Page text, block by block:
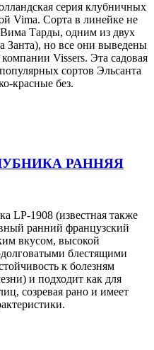
серия клубничных
Vima. Сорта в линейке не
Тарды, одним из двух
Занта), но все они выведены
Vissers. Эта садовая
сортов Эльсанта
красные без.
РАННЯЯ
1908 (известная также
ранний французский
вкусом, высокой
блестящими
к болезням
и подходит как для
созревая рано и имеет